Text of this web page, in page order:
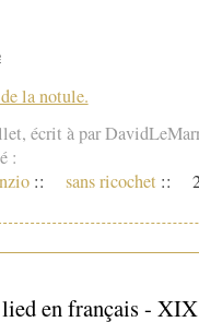
la notule.
écrit à par
:
:: sans ricochet ::
en français -